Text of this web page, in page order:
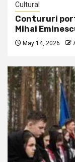
Cultural
Contururi
Mihai
May 14, 2026